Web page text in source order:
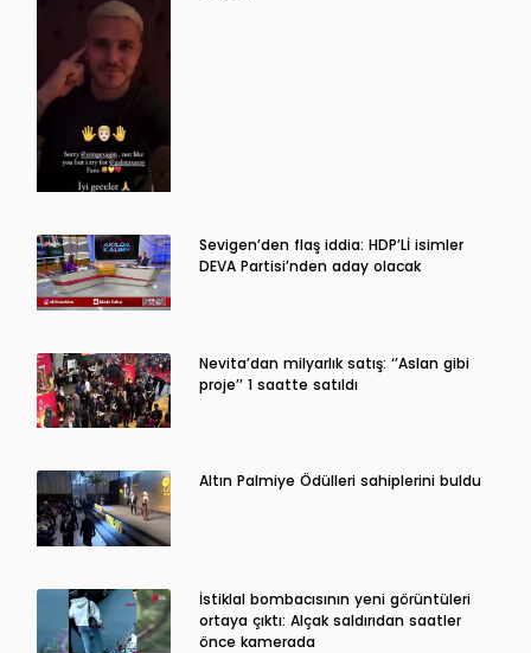
Sevigen’den flaş iddia: HDP’Lİ isimler
DEVA Partisi’nden aday olacak
Nevita’dan milyarlık satış: ‘’Aslan gibi
proje’’ 1 saatte satıldı
Altın Palmiye Ödülleri sahiplerini buldu
İstiklal bombacısının yeni görüntüleri
ortaya çıktı: Alçak saldırıdan saatler
önce kamerada